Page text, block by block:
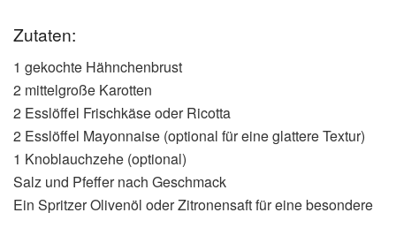
Zutaten:
1 gekochte Hähnchenbrust
2 mittelgroße Karotten
2 Esslöffel Frischkäse oder Ricotta
2 Esslöffel Mayonnaise (optional für eine glattere Textur)
1 Knoblauchzehe (optional)
Salz und Pfeffer nach Geschmack
Ein Spritzer Olivenöl oder Zitronensaft für eine besondere